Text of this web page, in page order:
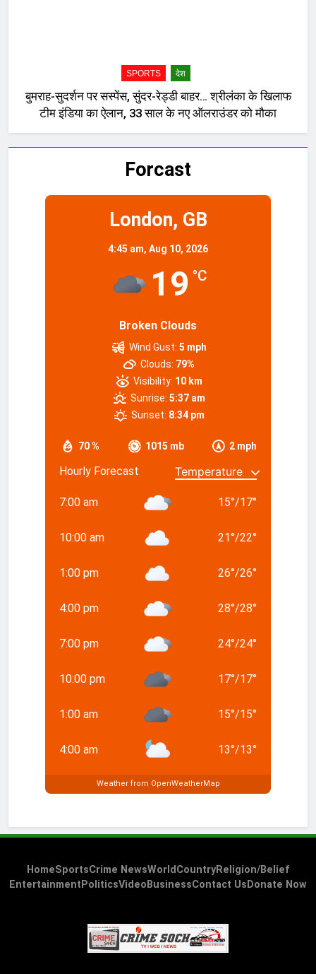
SPORTS देश
बुमराह-सुदर्शन पर सस्पेंस, सुंदर-रेड्डी बाहर… श्रीलंका के खिलाफ
टीम इंडिया का ऐलान, 33 साल के नए ऑलराउंडर को मौका
Forcast
London, GB
4:45 am, Aug 10, 2026
19 °C
Broken Clouds
70 % 1015 mb 2 mph
Wind Gust: 5 mph
Clouds: 79%
Visibility: 10 km
Sunrise: 5:37 am
Sunset: 8:34 pm
Hourly Forecast
7:00 am 15°/17°
10:00 am 21°/22°
1:00 pm 26°/26°
4:00 pm 28°/28°
7:00 pm 24°/24°
10:00 pm 17°/17°
1:00 am 15°/15°
4:00 am 13°/13°
Weather from OpenWeatherMap
HomeSportsCrime NewsWorld CountryReligion/Belief
Entertainment PoliticsVideo BusinessContact Us Donate Now